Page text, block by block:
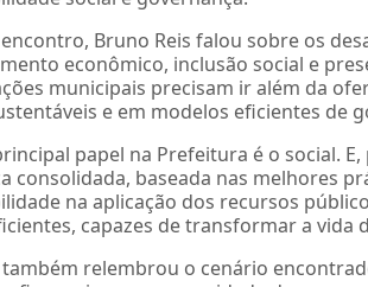
Bruno Reis falou sobre os
econômico, inclusão social e
municipais precisam ir além da
e em modelos eficientes de
papel na Prefeitura é o social.
consolidada, baseada nas melhores
na aplicação dos recursos
capazes de transformar a vida
relembrou o cenário